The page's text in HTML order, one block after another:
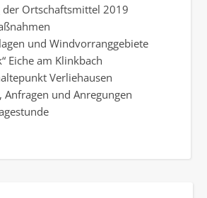
der Ortschaftsmittel 2019
und Windvorranggebiete
Eiche am Klinkbach
Verliehausen
Anfragen und Anregungen